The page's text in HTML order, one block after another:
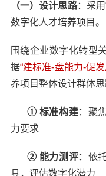
（一）设计思路：采
数字化人才培养项目。
围绕企业数字化转型
据“建标准-盘能力-促
养项目整体设计群体思
① 标准构建：聚
力要求
② 能力测评：依
具，评估数字化潜力